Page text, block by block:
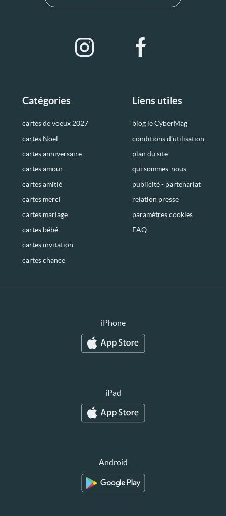
Catégories
cartes de voeux 2027
cartes Noël
cartes anniversaire
cartes amour
cartes amitié
cartes merci
cartes mariage
cartes bébé
cartes invitation
cartes chance
Liens utiles
blog le CyberMag
conditions d’utilisation
plan du site
qui sommes-nous
publicité - partenariat
relation presse
paramètres cookies
FAQ
iPhone
iPad
Android